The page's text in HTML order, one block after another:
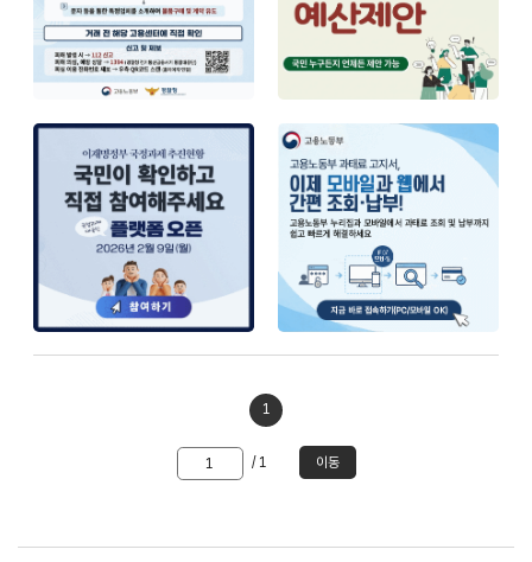
1
이동할
/ 1 이동